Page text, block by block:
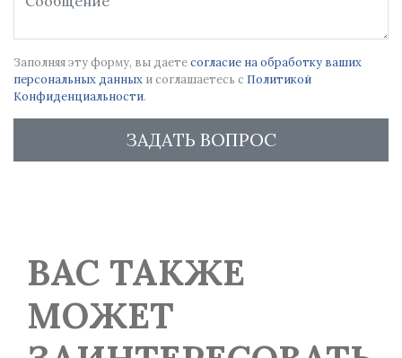
Заполняя эту форму, вы даетесогласие на обработку ваших
персональных данных и соглашаетесь с Политикой
Конфиденциальности.
ЗАДАТЬ ВОПРОС
ВАС ТАКЖЕ
МОЖЕТ